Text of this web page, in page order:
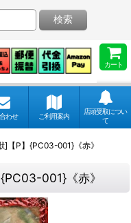
カート
検索
わせ ご利用案内
店頭受取につい
て
【P】{PC03-001}《赤》
001}《赤》